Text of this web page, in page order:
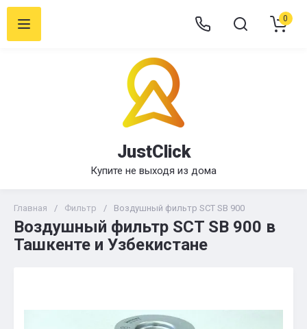
JustClick
Купите не выходя из дома
0
Главная / Фильтр / Воздушный фильтр SCT SB 900
Воздушный фильтр SCT SB 900 в
Ташкенте и Узбекистане